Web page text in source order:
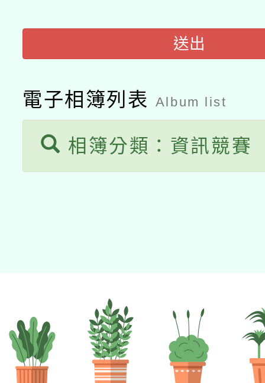
用水績優單位及節水達
動」
桃園市孔廟祈福系列
2026年桃園地景藝術
送出
電子相簿列表 Album list
相簿分類：資訊競賽